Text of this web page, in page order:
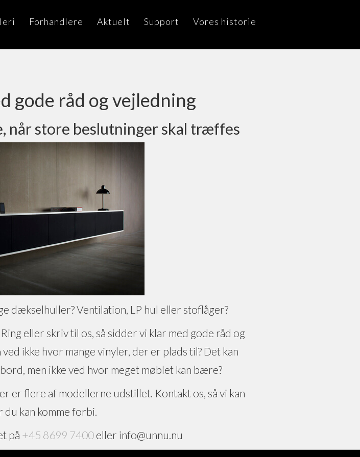
Forhandlere Aktuelt Support Vores historie
gode råd og vejledning
når store beslutninger skal træffes
dækselhuller? Ventilation, LP hul eller stoflåger?
eller skriv til os, så sidder vi klar med gode råd og
ikke hvor mange vinyler, der er plads til? Det kan
men ikke ved hvor meget møblet kan bære?
er flere af modellerne udstillet. Kontakt os, så vi kan
du kan komme forbi.
på +45 8699 7400 eller info@unnu.nu